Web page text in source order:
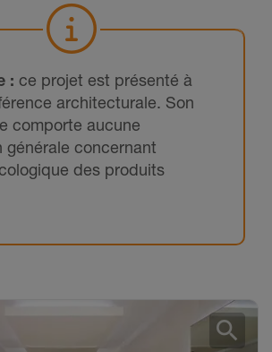
: ce projet est présenté à
architecturale. Son
comporte aucune
générale concernant
des produits
search